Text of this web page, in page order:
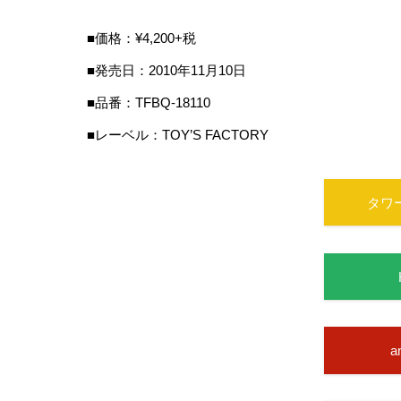
■価格：¥4,200+税
■発売日：2010年11月10日
■品番：TFBQ-18110
■レーベル：TOY’S FACTORY
タワ